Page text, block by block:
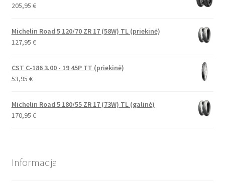
205,95 €
Michelin Road 5 120/70 ZR 17 (58W) TL (priekinė)
127,95 €
CST C-186 3.00 - 19 45P TT (priekinė)
53,95 €
Michelin Road 5 180/55 ZR 17 (73W) TL (galinė)
170,95 €
Informacija